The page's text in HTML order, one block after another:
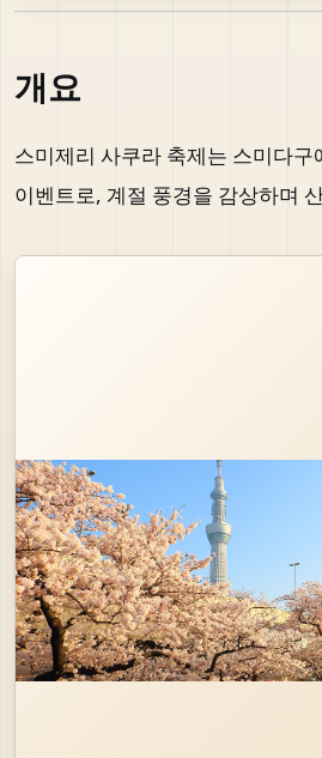
개요
스미제리 사쿠라 축제는 스미다구
이벤트로, 계절 풍경을 감상하며